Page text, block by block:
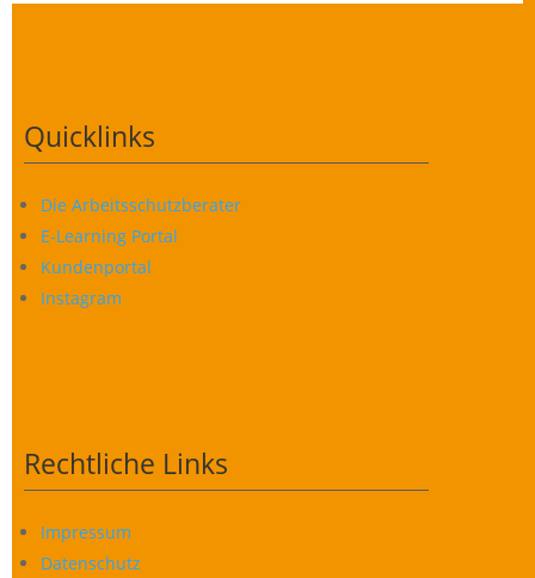
Quicklinks
Die Arbeitsschutzberater
E-Learning Portal
Kundenportal
Instagram
Rechtliche Links
Impressum
Datenschutz